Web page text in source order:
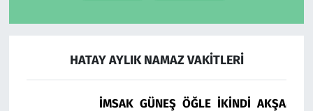
HATAY AYLIK NAMAZ VAKITLERI
İMSAK GÜNEŞ ÖĞLE İKINDI AKŞAM